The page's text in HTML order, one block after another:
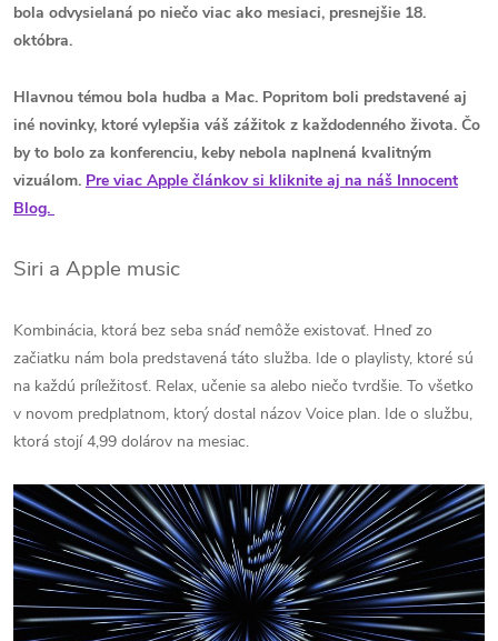
bola odvysielaná po niečo viac ako mesiaci, presnejšie 18.
októbra.
Hlavnou témou bola hudba a Mac. Popritom boli predstavené aj
iné novinky, ktoré vylepšia váš zážitok z každodenného života. Čo
by to bolo za konferenciu, keby nebola naplnená kvalitným
vizuálom. Pre viac Apple článkov si kliknite aj na náš Innocent
Blog.
Siri a Apple music
Kombinácia, ktorá bez seba snáď nemôže existovať. Hneď zo
začiatku nám bola predstavená táto služba. Ide o playlisty, ktoré sú
na každú príležitosť. Relax, učenie sa alebo niečo tvrdšie. To všetko
v novom predplatnom, ktorý dostal názov Voice plan. Ide o službu,
ktorá stojí 4,99 dolárov na mesiac.